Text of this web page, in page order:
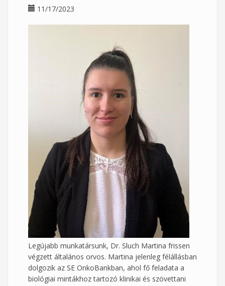
11/17/2023
Legújabb munkatársunk, Dr. Sluch Martina frissen
végzett általános orvos. Martina jelenleg félállásban
dolgozik az SE OnkoBankban, ahol fő feladata a
biológiai mintákhoz tartozó klinikai és szövettani